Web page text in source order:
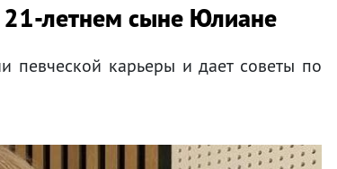
21-летнем сыне Юлиане
певческой карьеры и дает советы по